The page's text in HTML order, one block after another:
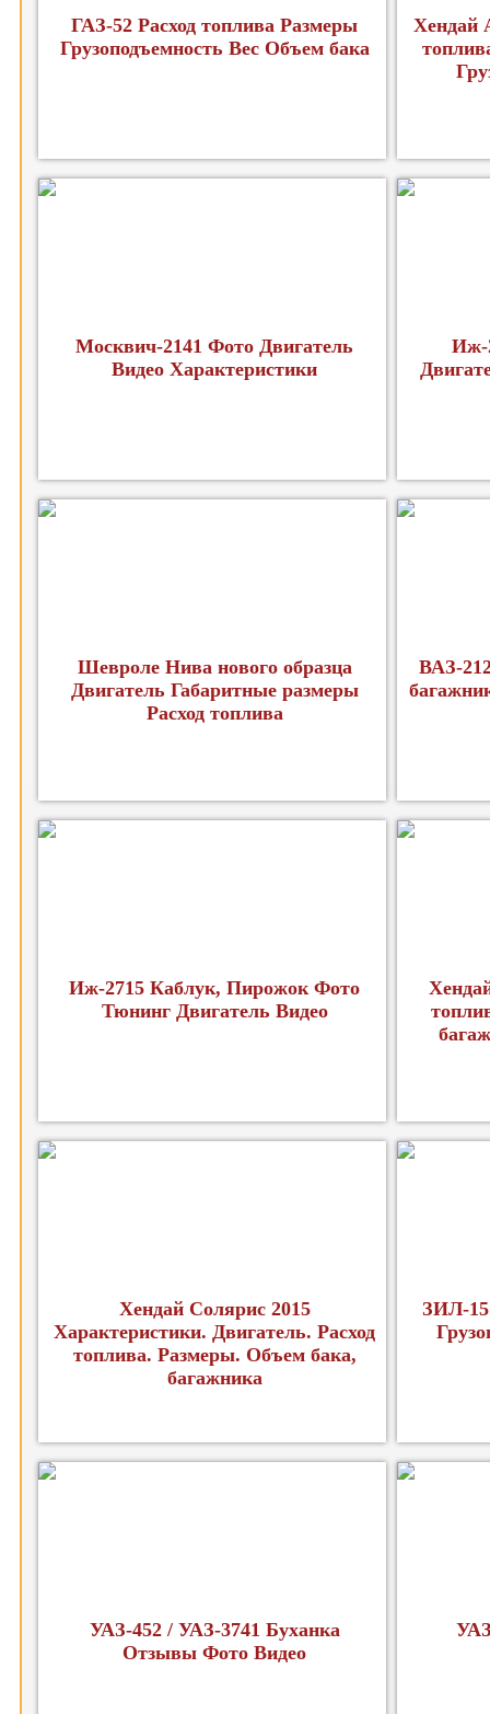
ГАЗ-52 Расход топлива Размеры
Грузоподъемность Вес Объем бака
Хендай
Москвич-2141 Фото Двигатель
Видео Характеристики
Иж-
Шевроле Нива нового образца
Двигатель Габаритные размеры
Расход топлива
ВАЗ-
Иж-2715 Каблук, Пирожок Фото
Тюнинг Двигатель Видео
Хендай Солярис 2015
Характеристики. Двигатель. Расход
топлива. Размеры. Объем бака,
багажника
ЗИЛ-
УАЗ-452 / УАЗ-3741 Буханка
Отзывы Фото Видео